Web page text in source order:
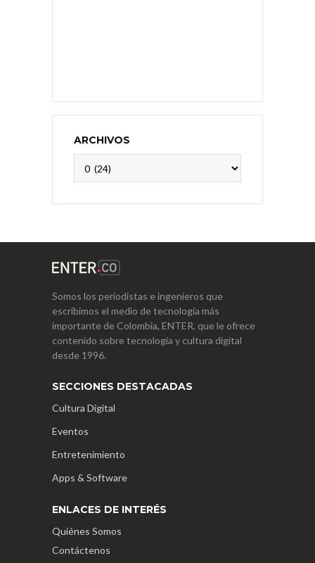
ARCHIVOS
Somos los periodistas e ingenieros que
escribimos el medio de tecnología más
importante de Colombia, ENTER, que le ofrece
contenido sobre tecnología y cultura digital
desde 1996.
SECCIONES DESTACADAS
Cultura Digital
Eventos
Entretenimiento
Apps & Software
ENLACES DE INTERÉS
Quiénes Somos
Contáctenos